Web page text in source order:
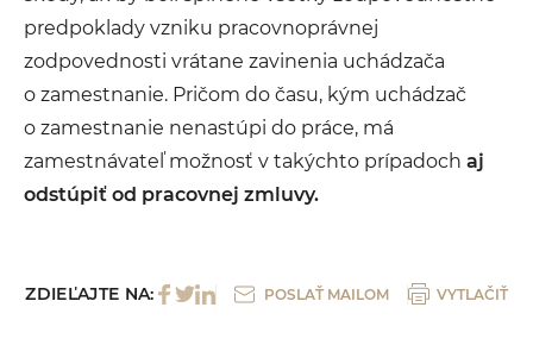
predpoklady vzniku pracovnoprávnej
zodpovednosti vrátane zavinenia uchádzača
o zamestnanie. Pričom do času, kým uchádzač
o zamestnanie nenastúpi do práce, má
zamestnávateľ možnosť v takýchto prípadoch aj
odstúpiť od pracovnej zmluvy.
ZDIEĽAJTE NA: POSLAŤ MAILOM VYTLAČIŤ